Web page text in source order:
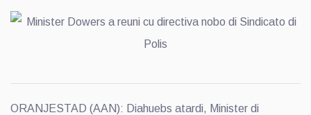
ORANJESTAD (AAN): Diahuebs atardi, Minister di